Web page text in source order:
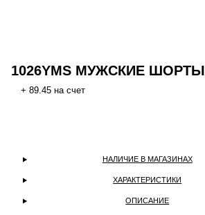
1026YMS МУЖСКИЕ ШОРТЫ
+ 89.45 на счет
НАЛИЧИЕ В МАГАЗИНАХ
ХАРАКТЕРИСТИКИ
ОПИСАНИЕ